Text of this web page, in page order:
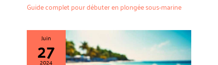
Guide complet pour débuter en plongée sous-marine
Juin
27
2024